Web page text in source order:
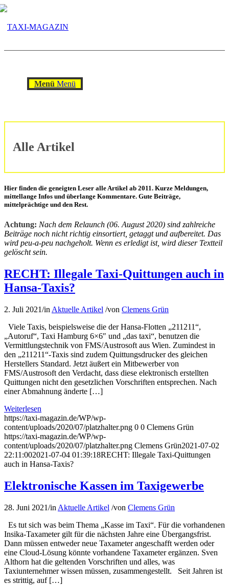
Menü Menü
Alle Artikel
Hier finden die geneigten Leser alle Artikel ab 2011. Kurze Meldungen,
mittellange Infos und überlange Kommentare. Gute Beiträge,
mittelprächtige und den Rest.
Achtung: Nach dem Relaunch (06. August 2020) sind zahlreiche
Beiträge noch nicht richtig einsortiert, getaggt und aufbereitet. Das
wird peu-a-peu nachgeholt. Wenn es erledigt ist, wird dieser Textteil
gelöscht sein.
RECHT: Illegale Taxi-Quittungen auch in
Hansa-Taxis?
2. Juli 2021/in Aktuelle Artikel /von Clemens Grün
Viele Taxis, beispielsweise die der Hansa-Flotten „211211“,
„Autoruf“, Taxi Hamburg 6×6″ und „das taxi“, benutzen die
Vermittlungstechnik von FMS/Austrosoft aus Wien. Zumindest in
den „211211“-Taxis sind zudem Quittungsdrucker des gleichen
Herstellers Standard. Jetzt äußert ein Mitbewerber von
FMS/Austrosoft den Verdacht, dass diese elektronisch erstellten
Quittungen nicht den gesetzlichen Vorschriften entsprechen. Nach
einer Abmahnung änderte […]
Weiterlesen
https://taxi-magazin.de/WP/wp-
content/uploads/2020/07/platzhalter.png 0 0 Clemens Grün
https://taxi-magazin.de/WP/wp-
content/uploads/2020/07/platzhalter.png Clemens Grün2021-07-02
22:11:002021-07-04 01:39:18RECHT: Illegale Taxi-Quittungen
auch in Hansa-Taxis?
Elektronische Kassen im Taxigewerbe
28. Juni 2021/in Aktuelle Artikel /von Clemens Grün
Es tut sich was beim Thema „Kasse im Taxi“. Für die vorhandenen
Insika-Taxameter gilt für die nächsten Jahre eine Übergangsfrist.
Dann müssen entweder neue Taxameter angeschafft werden oder
eine Cloud-Lösung könnte vorhandene Taxameter ergänzen. Sven
Althorn hat die geltenden Vorschriften und alles, was
Taxiunternehmer wissen müssen, zusammengestellt. Seit Jahren ist
es strittig, auf […]